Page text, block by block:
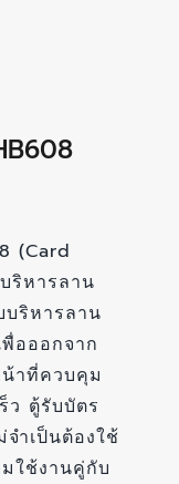
(Card
ริหารลาน
บริหารลาน
อออกจาก
าที่ควบคุม
ว ตู้รับบัตร
ำเป็นต้องใช้
ใช้งานคู่กับ